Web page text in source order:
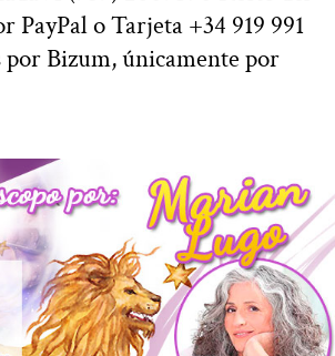
PayPal o Tarjeta +34 919 991
por Bizum, únicamente por